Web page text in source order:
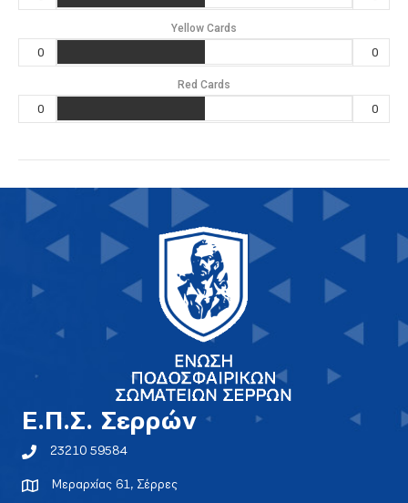
Yellow Cards
0 0
Red Cards
0 0
E.Π.Σ. Σερρών
23210 59584
Μεραρχίας 61, Σέρρες